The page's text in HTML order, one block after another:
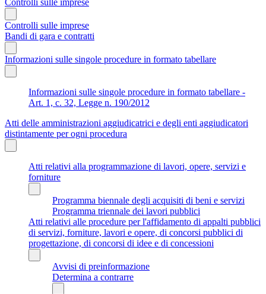
Controlli sulle imprese
Bandi di gara e contratti
Informazioni sulle singole procedure in formato tabellare
Informazioni sulle singole procedure in formato tabellare -
Art. 1, c. 32, Legge n. 190/2012
Atti delle amministrazioni aggiudicatrici e degli enti aggiudicatori
distintamente per ogni procedura
Atti relativi alla programmazione di lavori, opere, servizi e
forniture
Programma biennale degli acquisiti di beni e servizi
Programma triennale dei lavori pubblici
Atti relativi alle procedure per l'affidamento di appalti pubblici
di servizi, forniture, lavori e opere, di concorsi pubblici di
progettazione, di concorsi di idee e di concessioni
Avvisi di preinformazione
Determina a contrarre